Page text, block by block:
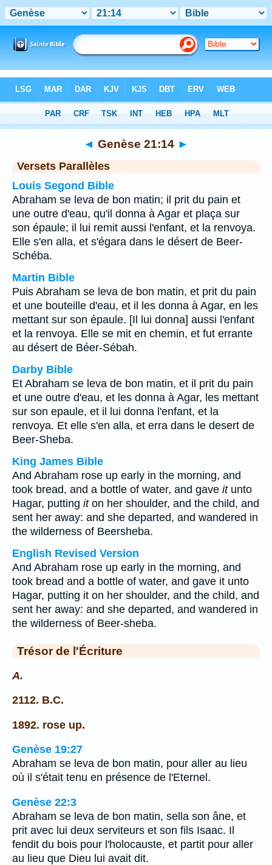
Chapitre 21 > Verset 14
◄ Genèse 21:14 ►
Versets Parallèles
Louis Segond Bible
Abraham se leva de bon matin; il prit du pain et
une outre d'eau, qu'il donna à Agar et plaça sur
son épaule; il lui remit aussi l'enfant, et la renvoya.
Elle s'en alla, et s'égara dans le désert de Beer-
Schéba.
Martin Bible
Puis Abraham se leva de bon matin, et prit du pain
et une bouteille d'eau, et il les donna à Agar, en les
mettant sur son épaule. [Il lui donna] aussi l'enfant
et la renvoya. Elle se mit en chemin, et fut errante
au désert de Béer-Sébah.
Darby Bible
Et Abraham se leva de bon matin, et il prit du pain
et une outre d'eau, et les donna à Agar, les mettant
sur son epaule, et il lui donna l'enfant, et la
renvoya. Et elle s'en alla, et erra dans le desert de
Beer-Sheba.
King James Bible
And Abraham rose up early in the morning, and
took bread, and a bottle of water, and gave itunto
Hagar, putting iton her shoulder, and the child, and
sent her away: and she departed, and wandered in
the wilderness of Beersheba.
English Revised Version
And Abraham rose up early in the morning, and
took bread and a bottle of water, and gave it unto
Hagar, putting it on her shoulder, and the child, and
sent her away: and she departed, and wandered in
the wilderness of Beer-sheba.
Trésor de l'Écriture
A.
2112. B.C.
1892. rose up.
Genèse 19:27
Abraham se leva de bon matin, pour aller au lieu
où il s'était tenu en présence de l'Eternel.
Genèse 22:3
Abraham se leva de bon matin, sella son âne, et
prit avec lui deux serviteurs et son fils Isaac. Il
fendit du bois pour l'holocauste, et partit pour aller
au lieu que Dieu lui avait dit.